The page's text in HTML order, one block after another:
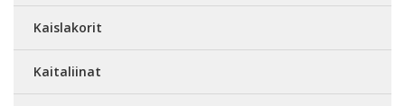
Kaislakorit
Kaitaliinat